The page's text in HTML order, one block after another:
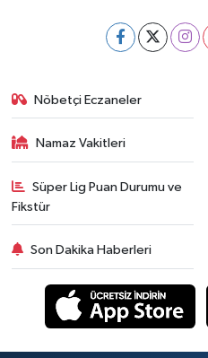
Nöbetçi Eczaneler
Namaz Vakitleri
Süper Lig Puan Durumu ve
Fikstür
Son Dakika Haberleri